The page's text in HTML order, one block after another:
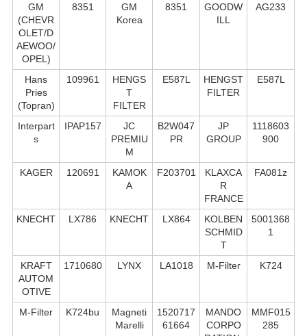
GM
(CHEVR
OLET/D
AEWOO/
OPEL)
8351
GM
Korea
8351
GOODW
ILL
AG233
Hans
Pries
(Topran)
109961
HENGS
T
FILTER
E587L
HENGST
FILTER
E587L
Interpart
s
IPAP157
JC
PREMIU
M
B2W047
PR
JP
GROUP
1118603
900
KAGER 120691
KAMOK
A
F203701
KLAXCA
R
FRANCE
FA081z
KNECHT LX786 KNECHT LX864
KOLBEN
SCHMID
T
5001368
1
KRAFT
AUTOM
OTIVE
1710680 LYNX LA1018 M-Filter K724
M-Filter K724bu
Magneti
Marelli
1520717
61664
MANDO
CORPO
MMF015
285